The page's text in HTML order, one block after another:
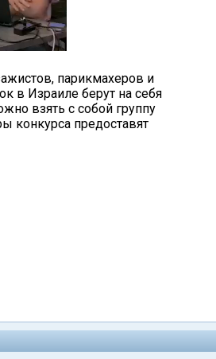
парикмахеров и
в Израиле берут на себя
взять с собой группу
конкурса предоставят